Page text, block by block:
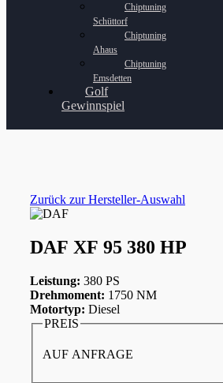
Chiptuning
Schüttorf
Chiptuning
Ahaus
Chiptuning
Emsdetten
Golf
Gewinnspiel
Zurück zur Hersteller-Auswahl
DAF XF 95 380 HP
Leistung: 380 PS
Drehmoment: 1750 NM
Motortyp: Diesel
PREIS
AUF ANFRAGE